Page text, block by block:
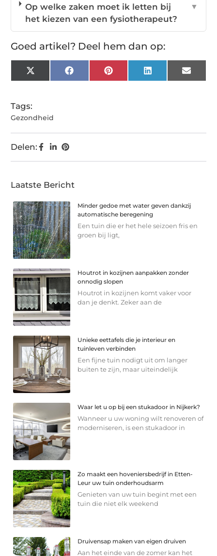
Op welke zaken moet ik letten bij
het kiezen van een fysiotherapeut?
▼
Goed artikel? Deel hem dan op:
X
(Twitter)
FacebookPinterest LinkedIn Email
Tags:
Gezondheid
Delen:
Laatste Bericht
Minder gedoe met water geven dankzij
automatische beregening
Een tuin die er het hele seizoen fris en
groen bij ligt,
Houtrot in kozijnen aanpakken zonder
onnodig slopen
Houtrot in kozijnen komt vaker voor
dan je denkt. Zeker aan de
Unieke eettafels die je interieur en
tuinleven verbinden
Een fijne tuin nodigt uit om langer
buiten te zijn, maar uiteindelijk
Waar let u op bij een stukadoor in Nijkerk?
Wanneer u uw woning wilt renoveren of
moderniseren, is een stukadoor in
Zo maakt een hoveniersbedrijf in Etten-
Leur uw tuin onderhoudsarm
Genieten van uw tuin begint met een
tuin die niet elk weekend
Druivensap maken van eigen druiven
Aan het einde van de zomer kan het